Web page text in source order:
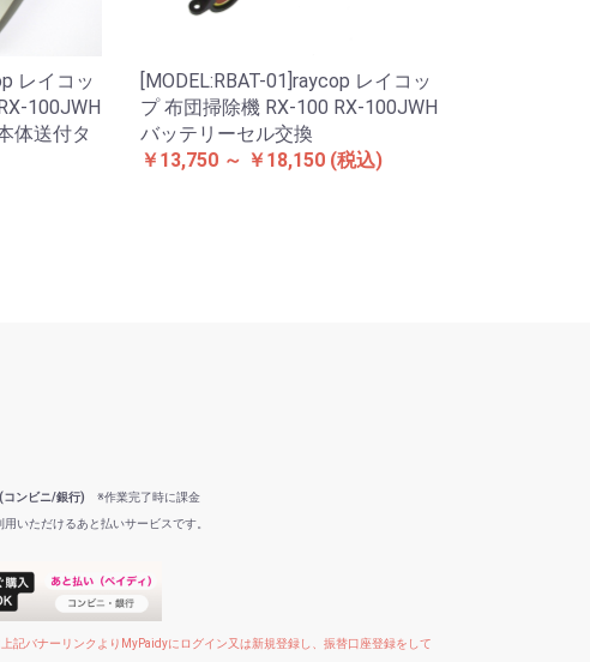
レイコッ
100JWH
体送付タ
[MODEL:RBAT-01]raycop レイコッ
プ 布団掃除機 RX-100 RX-100JWH
バッテリーセル交換
￥13,750 ～ ￥18,150 (税込)
ンビニ/銀行) ※作業完了時に課金
いただけるあと払いサービスです。
記バナーリンクよりMyPaidyにログイン又は新規登録し、振替口座登録をして